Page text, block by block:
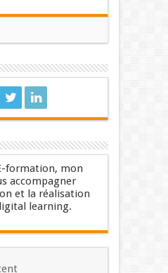
formation, mon
accompagner
et la réalisation
learning.